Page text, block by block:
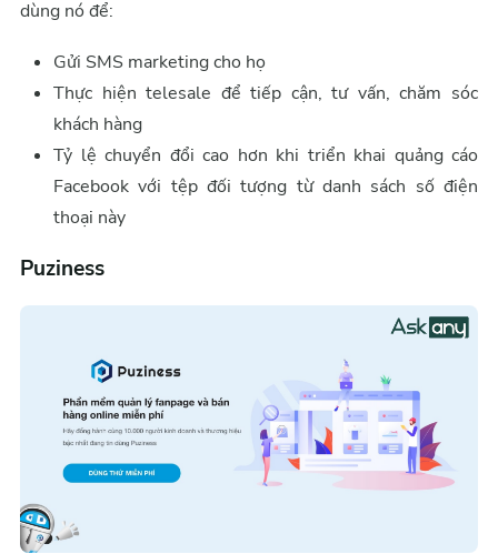
dùng nó để:
Gửi SMS marketing cho họ
Thực hiện telesale để tiếp cận, tư vấn, chăm sóc
khách hàng
Tỷ lệ chuyển đổi cao hơn khi triển khai quảng cáo
Facebook với tệp đối tượng từ danh sách số điện
thoại này
Puziness